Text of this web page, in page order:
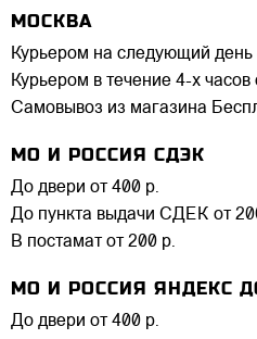
МОСКВА
Курьером на следующий день
Курьером в течение 4-х часов
Самовывоз из магазина
МО И РОССИЯ СДЭК
До двери от 400 р.
До пункта выдачи СДЕК от
В постамат от 200 р.
МО И РОССИЯ ЯНДЕКС
До двери от 400 р.